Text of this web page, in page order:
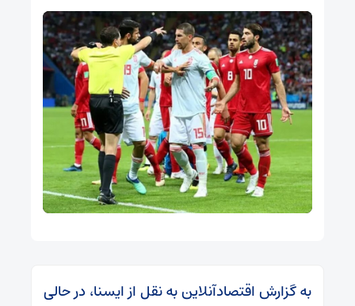
به گزارش اقتصادآنلاین به نقل از ایسنا، در حالی